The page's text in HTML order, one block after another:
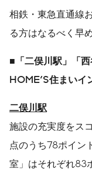
相鉄・東急直通線
る方はなるべく早
■ 「二俣川駅」「
HOME'S住まいイ
二俣川駅
施設の充実度をス
点のうち78ポイン
室」はそれぞれ83